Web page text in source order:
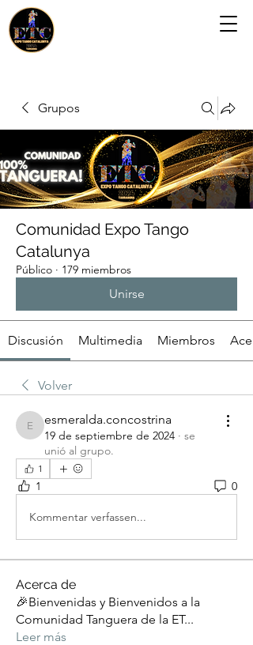
Grupos
Comunidad Expo Tango
Catalunya
Público · 179 miembros
Unirse
Discusión Multimedia Miembros
Volver
esmeralda.concostrina
esmeralda.concostrina
19 de septiembre de 2024 · se
unió al grupo.
1
1 0
Kommentar verfassen...
Acerca de
🎉Bienvenidas y Bienvenidos a la
Comunidad Tanguera de la ET...
Leer más